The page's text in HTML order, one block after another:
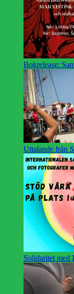
Bokrelease:
Uttalande från
Solidaritet med